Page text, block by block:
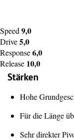
Speed 9,0
Drive5,0
Response6,0
Release 10,0
Stärken
Hohe
Für die Länge
Sehr direkter